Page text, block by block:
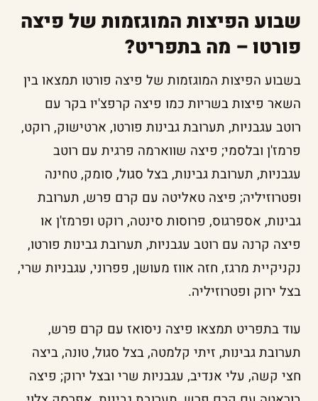
שבוע הפיצות המוגזמות של פיצה
פורטו – מה בתפריט?
בשבוע הפיצות המוגזמות של פיצה פורטו תמצאו בין
השאר פיצות בשריות כמו פיצה קרפצ'יו בקר עם
רוטב עגבניות, תערובת גבינות פורטו, ארטישוק, רוקט,
פרמז'ן ובלסמי; פיצה שווארמה פרגית עם רוטב
עגבניות, תערובת גבינות, בצל סגול, סומק, טחינה
ופטרוזיליה; פיצה טאליטה עם קרם פרש, תערובת
גבינות, אספרגוס, פרוסות סינטה, רוקט ופרמז'ן או
פיצה קרנה עם רוטב עגבניות, תערובת גבינות פורטו,
נקניקיית מרגז, חזה אווז מעושן, פפרוני, עגבניות שרי,
בצל ירוק ופטרוזיליה.
עוד בתפריט תמצאו פיצה ניסואז עם קרם פרש,
תערובת גבינות, זיתי קלמטה, בצל סגול, טונה, ביצה
חצי קשה, עלי אנדיב, עגבניות שרי ובצל ירוק; פיצה